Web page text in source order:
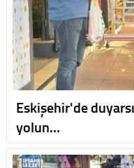
Eskişehir'de
yolun…